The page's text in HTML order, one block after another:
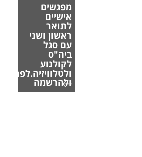
מפגשים
אישיים
לתואר
ראשון ושני
עם סגל
ביה"ס
לקולנוע
ולטלוויזיה.לפרטים
ולהרשמה